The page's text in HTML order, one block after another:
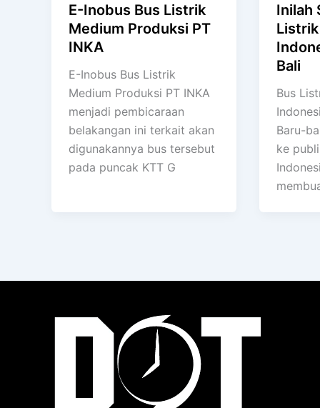
E-Inobus Bus Listrik
Medium Produksi PT
INKA
E-Inobus Bus Listrik
Medium Produksi PT INKA
menjadi pembicaraan
belakangan ini terkait akan
digunakannya bus tersebut
pada puncak KTT G
Inilah
Bali
Bus
Baru-
ke